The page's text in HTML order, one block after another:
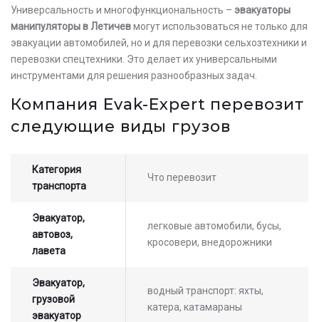
Универсальность и многофункциональность – эвакуаторы
манипуляторы в Летичевмогут использоваться не только для
эвакуации автомобилей, но и для перевозки сельхозтехники и
перевозки спецтехники. Это делает их универсальными
инструментами для решения разнообразных задач.
Компания Evak-Expert перевозит
следующие виды грузов
Категория
транспорта
Что перевозит
Эвакуатор,
автовоз,
лавета
легковые автомобили, бусы,
кросовери, внедорожники
Эвакуатор,
грузовой
эвакуатор
водный транспорт: яхты,
катера, катамараны